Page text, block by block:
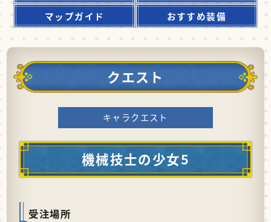
マップガイド
おすすめ装備
クエスト
キャラクエスト
機械技士の少女5
受注場所